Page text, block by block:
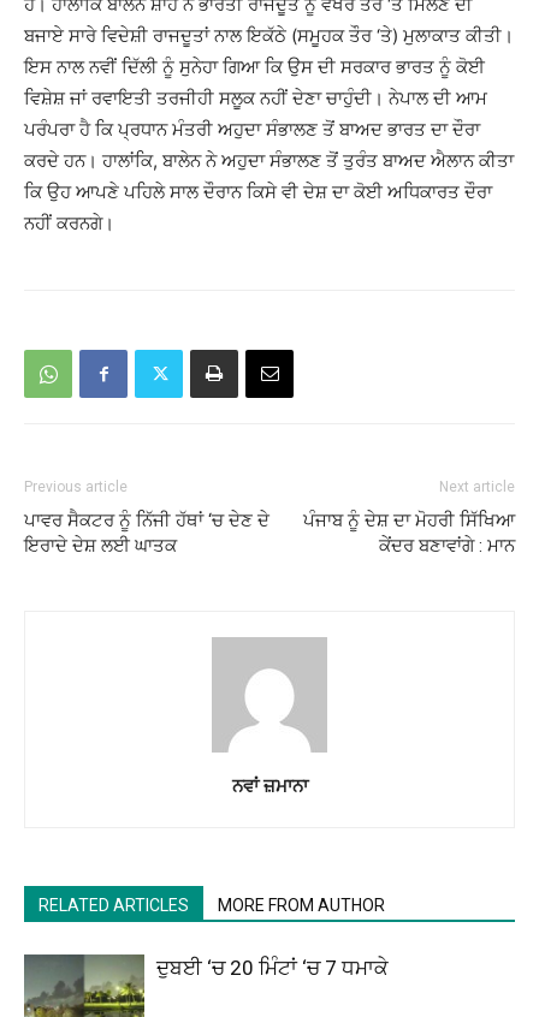
ਬਜਾਏ ਸਾਰੇ ਵਿਦੇਸ਼ੀ ਰਾਜਦੂਤਾਂ ਨਾਲ ਇਕੱਠੇ (ਸਮੂਹਕ ਤੌਰ ‘ਤੇ) ਮੁਲਾਕਾਤ ਕੀਤੀ।
ਇਸ ਨਾਲ ਨਵੀਂ ਦਿੱਲੀ ਨੂੰ ਸੁਨੇਹਾ ਗਿਆ ਕਿ ਉਸ ਦੀ ਸਰਕਾਰ ਭਾਰਤ ਨੂੰ ਕੋਈ
ਵਿਸ਼ੇਸ਼ ਜਾਂ ਰਵਾਇਤੀ ਤਰਜੀਹੀ ਸਲੂਕ ਨਹੀਂ ਦੇਣਾ ਚਾਹੁੰਦੀ। ਨੇਪਾਲ ਦੀ ਆਮ
ਪਰੰਪਰਾ ਹੈ ਕਿ ਪ੍ਰਧਾਨ ਮੰਤਰੀ ਅਹੁਦਾ ਸੰਭਾਲਣ ਤੋਂ ਬਾਅਦ ਭਾਰਤ ਦਾ ਦੌਰਾ
ਕਰਦੇ ਹਨ। ਹਾਲਾਂਕਿ, ਬਾਲੇਨ ਨੇ ਅਹੁਦਾ ਸੰਭਾਲਣ ਤੋਂ ਤੁਰੰਤ ਬਾਅਦ ਐਲਾਨ ਕੀਤਾ
ਕਿ ਉਹ ਆਪਣੇ ਪਹਿਲੇ ਸਾਲ ਦੌਰਾਨ ਕਿਸੇ ਵੀ ਦੇਸ਼ ਦਾ ਕੋਈ ਅਧਿਕਾਰਤ ਦੌਰਾ
ਨਹੀਂ ਕਰਨਗੇ।
Previous article
ਪਾਵਰ ਸੈਕਟਰ ਨੂੰ ਨਿੱਜੀ ਹੱਥਾਂ ‘ਚ ਦੇਣ ਦੇ
ਇਰਾਦੇ ਦੇਸ਼ ਲਈ ਘਾਤਕ
Next article
ਪੰਜਾਬ ਨੂੰ ਦੇਸ਼ ਦਾ ਮੋਹਰੀ ਸਿੱਖਿਆ
ਕੇਂਦਰ ਬਣਾਵਾਂਗੇ : ਮਾਨ
ਨਵਾਂ ਜ਼ਮਾਨਾ
RELATED ARTICLES MORE FROM AUTHOR
ਦੁਬਈ ‘ਚ 20 ਮਿੰਟਾਂ ‘ਚ 7 ਧਮਾਕੇ